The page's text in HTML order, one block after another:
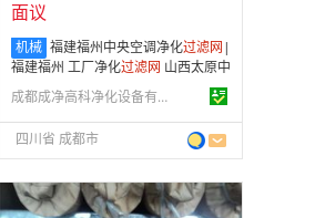
面议
机械 福建福州中央空调净化过滤网 |
福建福州 工厂净化过滤网 山西太原中
央空调净化过滤 网 器|山西太原 工厂
净化过滤 网
成都成净高科净化设备有限公司
四川省 成都市